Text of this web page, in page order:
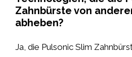
Zahnbürste von
abheben?
Ja, die Pulsonic Slim